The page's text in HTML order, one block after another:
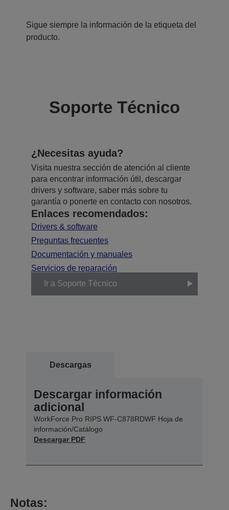
Sigue siempre la información de la etiqueta del
producto.
Soporte Técnico
¿Necesitas ayuda?
Visita nuestra sección de atención al cliente
para encontrar información útil, descargar
drivers y software, saber más sobre tu
garantía o ponerte en contacto con nosotros.
Enlaces recomendados:
Drivers & software
Preguntas frecuentes
Documentación y manuales
Servicios de reparación
Ir a Soporte Técnico
Descargas
Descargar información
adicional
WorkForce Pro RIPS WF-C878RDWF Hoja de
información/Catálogo
Descargar PDF
Notas: